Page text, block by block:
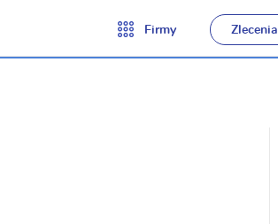
Firmy Zlecenia